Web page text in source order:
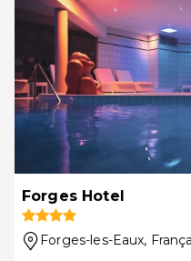
Forges Hotel
Forges-les-Eaux, França